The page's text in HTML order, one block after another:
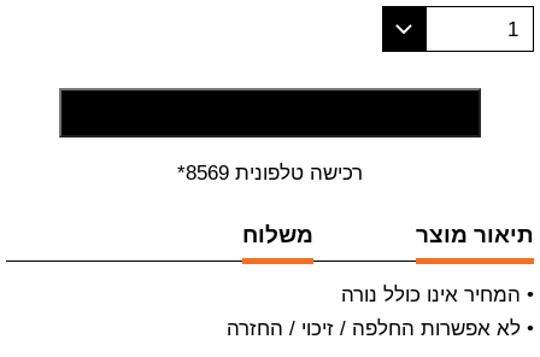
1
רכישה טלפונית 8569*
תיאור מוצר משלוח
• המחיר אינו כולל נורה
• לא אפשרות החלפה / זיכוי / החזרה